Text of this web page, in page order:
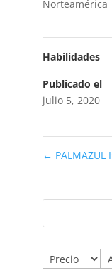
Norteamérica
Habilidades
Publicado el
julio 5, 2020
← PALMAZUL